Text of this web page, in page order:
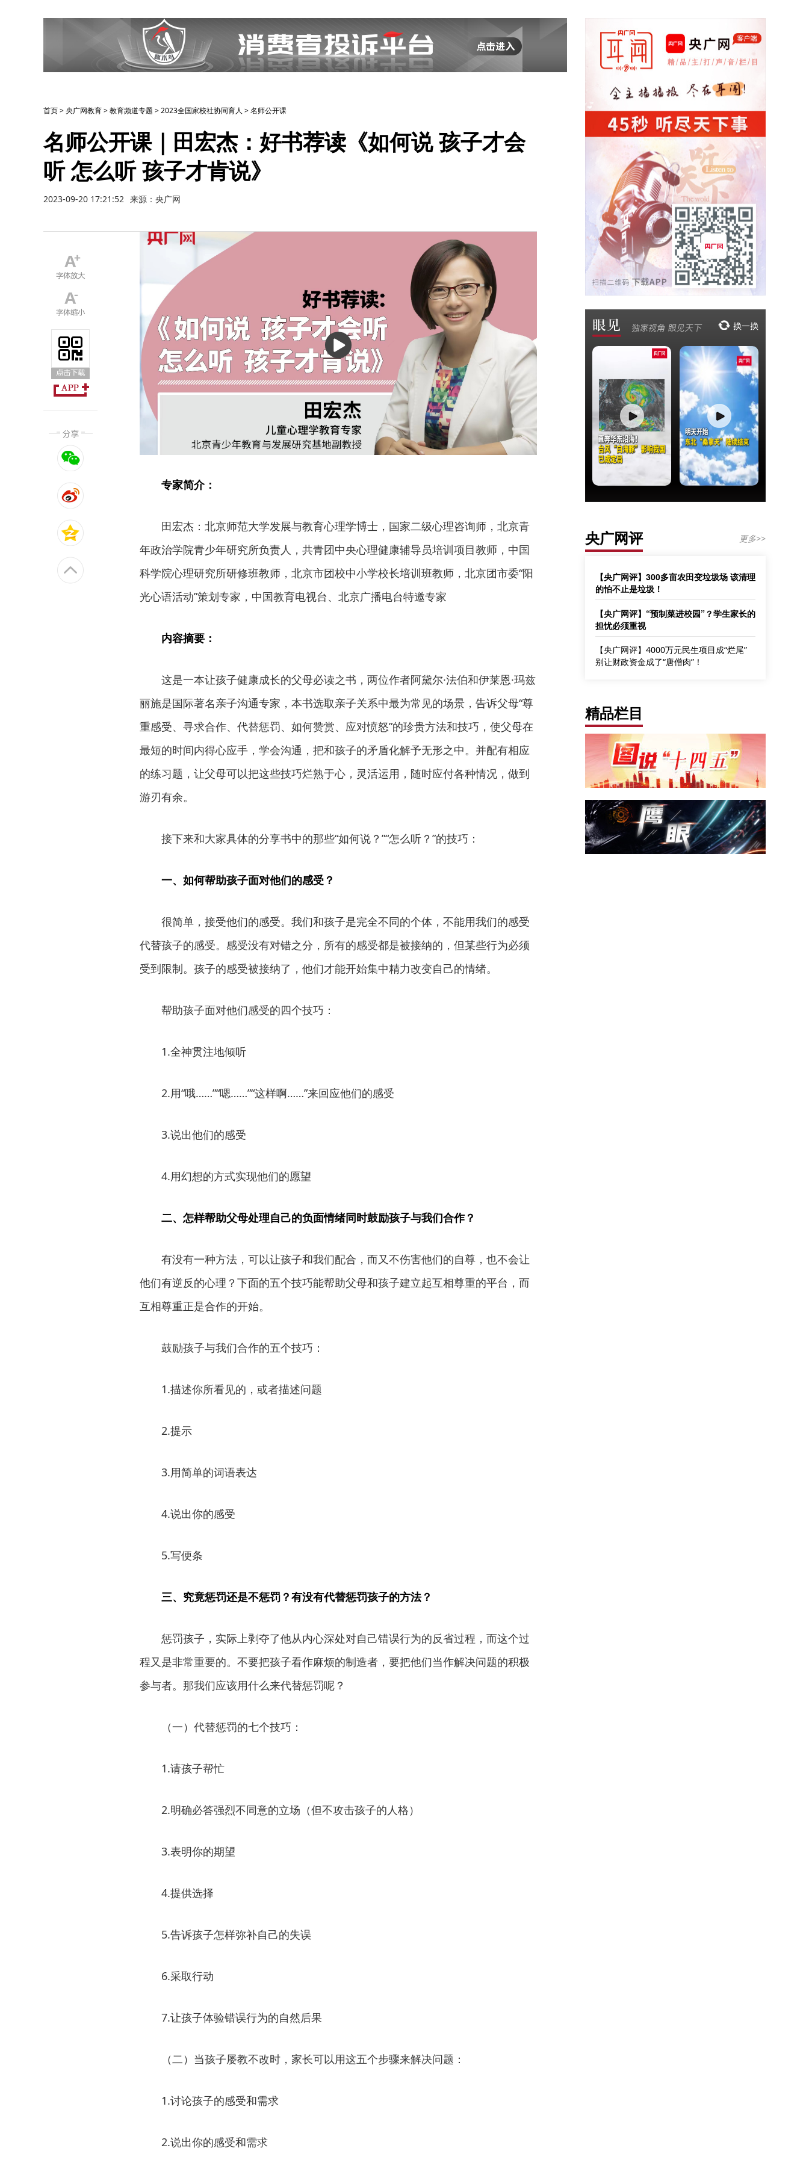
首页>央广网教育>教育频道专题 >2023全国家校社协同育人 >名师公开课
名师公开课｜田宏杰：好书荐读《如何说 孩子才会
听 怎么听 孩子才肯说》
2023-09-20 17:21:52 来源：央广网
播
放
专家简介：
田宏杰：北京师范大学发展与教育心理学博士，国家二级心理咨询师，北京青
年政治学院青少年研究所负责人，共青团中央心理健康辅导员培训项目教师，中国
科学院心理研究所研修班教师，北京市团校中小学校长培训班教师，北京团市委“阳
光心语活动”策划专家，中国教育电视台、北京广播电台特邀专家
内容摘要：
这是一本让孩子健康成长的父母必读之书，两位作者阿黛尔·法伯和伊莱恩·玛兹
丽施是国际著名亲子沟通专家，本书选取亲子关系中最为常见的场景，告诉父母“尊
重感受、寻求合作、代替惩罚、如何赞赏、应对愤怒”的珍贵方法和技巧，使父母在
最短的时间内得心应手，学会沟通，把和孩子的矛盾化解予无形之中。并配有相应
的练习题，让父母可以把这些技巧烂熟于心，灵活运用，随时应付各种情况，做到
游刃有余。
接下来和大家具体的分享书中的那些“如何说？”“怎么听？”的技巧：
一、如何帮助孩子面对他们的感受？
很简单，接受他们的感受。我们和孩子是完全不同的个体，不能用我们的感受
代替孩子的感受。感受没有对错之分，所有的感受都是被接纳的，但某些行为必须
受到限制。孩子的感受被接纳了，他们才能开始集中精力改变自己的情绪。
帮助孩子面对他们感受的四个技巧：
1.全神贯注地倾听
2.用“哦……”“嗯……”“这样啊……”来回应他们的感受
3.说出他们的感受
4.用幻想的方式实现他们的愿望
二、怎样帮助父母处理自己的负面情绪同时鼓励孩子与我们合作？
有没有一种方法，可以让孩子和我们配合，而又不伤害他们的自尊，也不会让
他们有逆反的心理？下面的五个技巧能帮助父母和孩子建立起互相尊重的平台，而
互相尊重正是合作的开始。
鼓励孩子与我们合作的五个技巧：
1.描述你所看见的，或者描述问题
2.提示
3.用简单的词语表达
4.说出你的感受
5.写便条
三、究竟惩罚还是不惩罚？有没有代替惩罚孩子的方法？
惩罚孩子，实际上剥夺了他从内心深处对自己错误行为的反省过程，而这个过
程又是非常重要的。不要把孩子看作麻烦的制造者，要把他们当作解决问题的积极
参与者。那我们应该用什么来代替惩罚呢？
（一）代替惩罚的七个技巧：
1.请孩子帮忙
2.明确必答强烈不同意的立场（但不攻击孩子的人格）
3.表明你的期望
4.提供选择
5.告诉孩子怎样弥补自己的失误
6.采取行动
7.让孩子体验错误行为的自然后果
（二）当孩子屡教不改时，家长可以用这五个步骤来解决问题：
1.讨论孩子的感受和需求
2.说出你的感受和需求
央广网评 更多>>
【央广网评】300多亩农田变垃圾场 该清理
的怕不止是垃圾！
【央广网评】“预制菜进校园”？学生家长的
担忧必须重视
【央广网评】4000万元民生项目成“烂尾”
别让财政资金成了“唐僧肉”！
精品栏目